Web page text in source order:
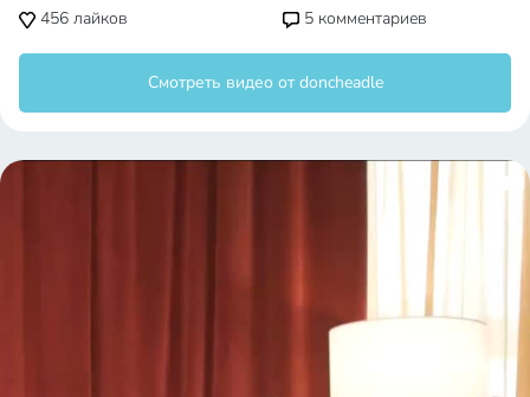
456 лайков 5 комментариев
Смотреть видео от doncheadle